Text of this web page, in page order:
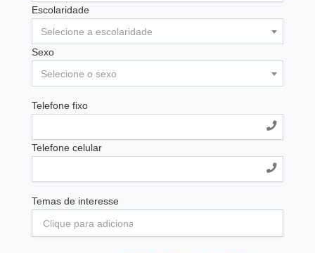
Escolaridade
Selecione a escolaridade
Sexo
Selecione o sexo
Telefone fixo
Telefone celular
Temas de interesse